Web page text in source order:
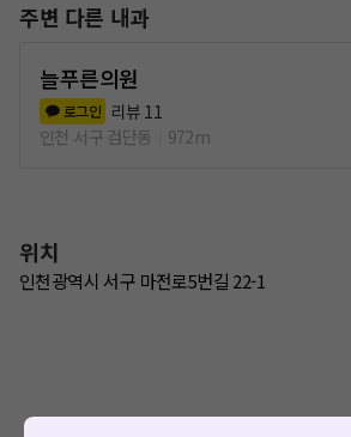
주변 다른 내과
늘푸른의원
로그인 리뷰 11
인천 서구 검단동
972m
위치
인천광역시 서구 마전로5번길 22-1